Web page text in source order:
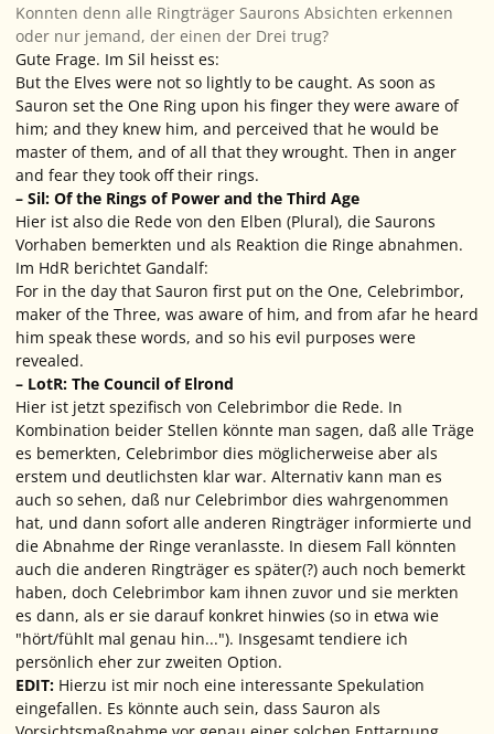
Konnten denn alle Ringträger Saurons Absichten erkennen
oder nur jemand, der einen der Drei trug?
Gute Frage. Im Sil heisst es:
But the Elves were not so lightly to be caught. As soon as
Sauron set the One Ring upon his finger they were aware of
him; and they knew him, and perceived that he would be
master of them, and of all that they wrought. Then in anger
and fear they took off their rings.
– Sil: Of the Rings of Power and the Third Age
Hier ist also die Rede von den Elben (Plural), die Saurons
Vorhaben bemerkten und als Reaktion die Ringe abnahmen.
Im HdR berichtet Gandalf:
For in the day that Sauron first put on the One, Celebrimbor,
maker of the Three, was aware of him, and from afar he heard
him speak these words, and so his evil purposes were
revealed.
– LotR: The Council of Elrond
Hier ist jetzt spezifisch von Celebrimbor die Rede. In
Kombination beider Stellen könnte man sagen, daß alle Träge
es bemerkten, Celebrimbor dies möglicherweise aber als
erstem und deutlichsten klar war. Alternativ kann man es
auch so sehen, daß nur Celebrimbor dies wahrgenommen
hat, und dann sofort alle anderen Ringträger informierte und
die Abnahme der Ringe veranlasste. In diesem Fall könnten
auch die anderen Ringträger es später(?) auch noch bemerkt
haben, doch Celebrimbor kam ihnen zuvor und sie merkten
es dann, als er sie darauf konkret hinwies (so in etwa wie
"hört/fühlt mal genau hin..."). Insgesamt tendiere ich
persönlich eher zur zweiten Option.
EDIT: Hierzu ist mir noch eine interessante Spekulation
eingefallen. Es könnte auch sein, dass Sauron als